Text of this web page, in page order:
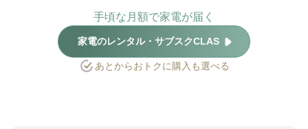
手頃な月額で家電が届く
家電のレンタル・サブスクCLAS
あとからおトクに購入も選べる